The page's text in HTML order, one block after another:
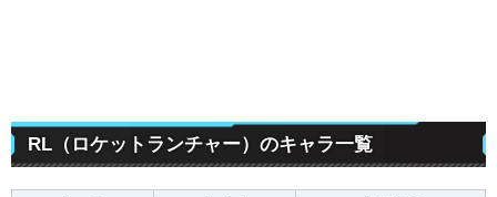
RL（ロケットランチャー）のキャラ一覧